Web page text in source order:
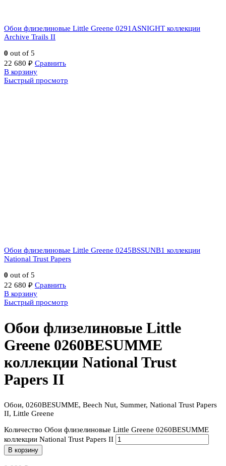
Обои флизелиновые Little Greene 0291ASNIGHT коллекции
Archive Trails II
0 out of 5
22 680 ₽ Сравнить
В корзину
Быстрый просмотр
Обои флизелиновые Little Greene 0245BSSUNB1 коллекции
National Trust Papers
0 out of 5
22 680 ₽ Сравнить
В корзину
Быстрый просмотр
Обои флизелиновые Little
Greene 0260BESUMME
коллекции National Trust
Papers II
Обои, 0260BESUMME, Beech Nut, Summer, National Trust Papers
II, Little Greene
Количество Обои флизелиновые Little Greene 0260BESUMME
коллекции National Trust Papers II
В корзину